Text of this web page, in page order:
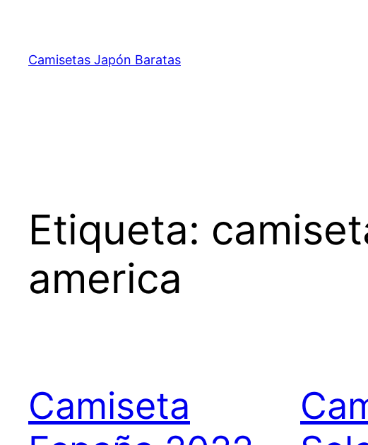
contenido
Camisetas Japón Baratas
Etiqueta:
america
Camiseta